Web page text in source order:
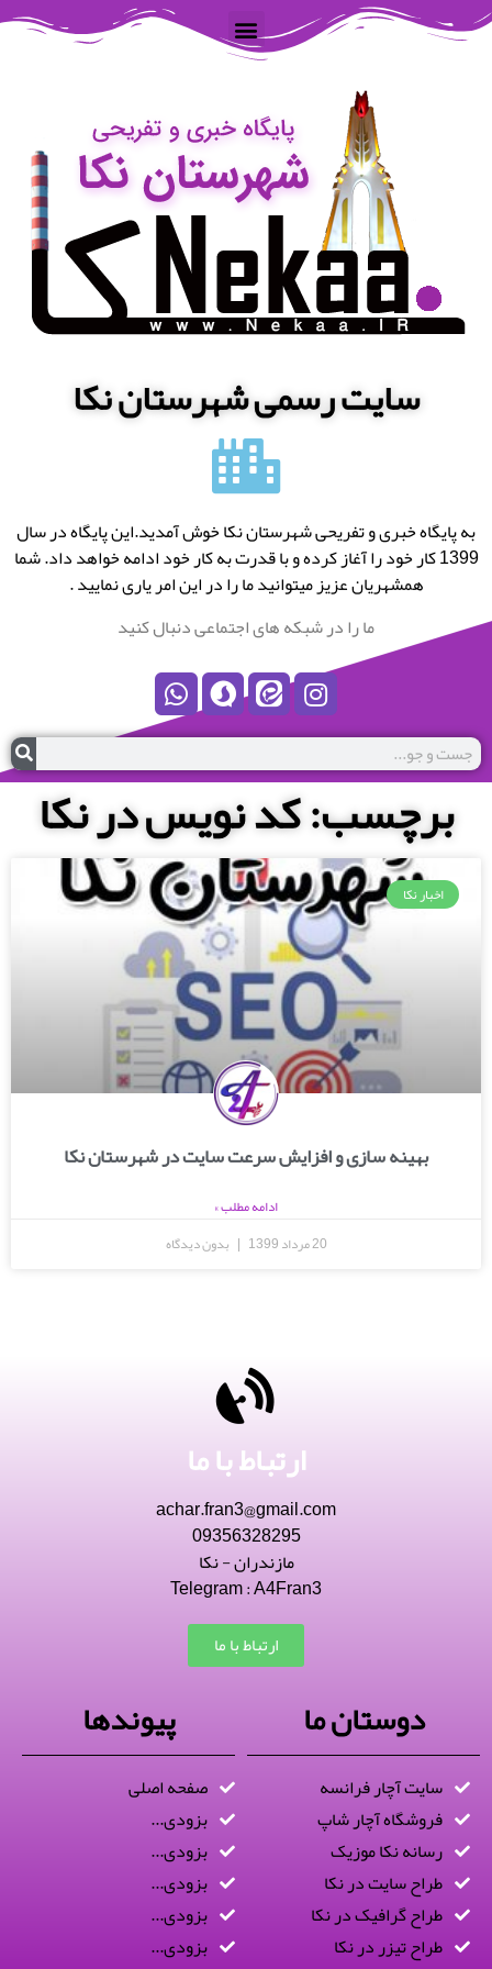
سایت رسمی شهرستان نکا
به پایگاه خبری و تفریحی شهرستان نکا خوش آمدید.این پایگاه در سال
1399 کار خود را آغاز کرده و با قدرت به کار خود ادامه خواهد داد. شما
همشهریان عزیز میتوانید ما را در این امر یاری نمایید .
ما را در شبکه های اجتماعی دنبال کنید
برچسب: کد نویس در نکا
اخبار نکا
بهینه سازی و افزایش سرعت سایت در شهرستان نکا
ادامه مطلب »
20 مرداد 1399
بدون دیدگاه
ارتباط با ما
achar.fran3@gmail.com
09356328295
مازندران - نکا
Telegram : A4Fran3
ارتباط با ما
دوستان ما
سایت آچار فرانسه
فروشگاه آچار شاپ
رسانه نکا موزیک
طراح سایت در نکا
طراح گرافیک در نکا
طراح تیزر در نکا
پیوندها
صفحه اصلی
بزودی...
بزودی...
بزودی...
بزودی...
بزودی...